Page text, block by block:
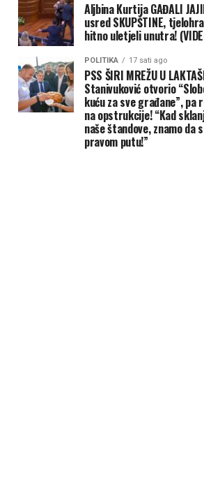
Aljbina Kurtija GAĐALI
usred SKUPŠTINE,
hitno uletjeli unutra!
POLITIKA 17 sati ago
PSS ŠIRI MREŽU U
Stanivuković otvorio
kuću za sve građane”, pa
na opstrukcije! “Kad
naše štandove, znamo da
pravom putu!”